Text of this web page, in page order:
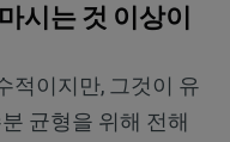
시는 것 이상이
적이지만, 그것이 유
균형을 위해 전해